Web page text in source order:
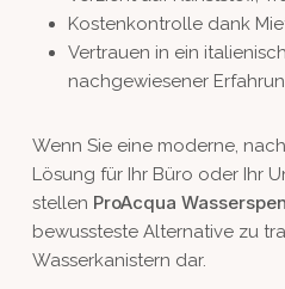
Kostenkontrolle dank
Vertrauen in ein
nachgewiesener
Wenn Sie eine moderne,
Lösung für Ihr Büro oder Ihr
stellen ProAcqua
bewussteste Alternative zu
Wasserkanistern dar.